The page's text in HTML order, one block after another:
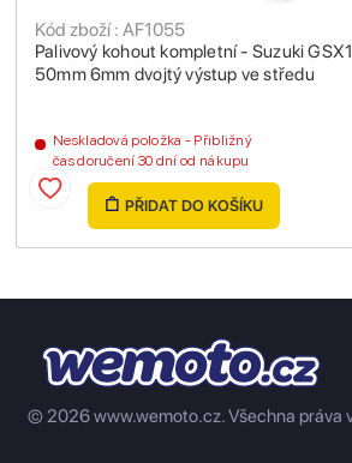
Palivový kohout kompletní - Suzuki
50mm 6mm dvojtý výstup ve středu
Kód zboží : AF1055
Neskladová položka - Přibližný
čas doručení 30 dní od nákupu
PŘIDAT DO KOŠÍKU
© 2026 www.wemoto.cz.Všechna práva